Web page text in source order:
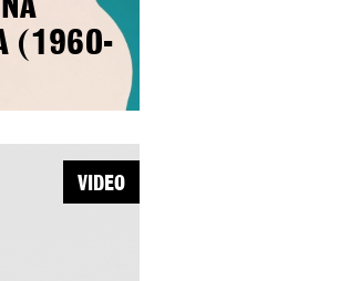
(1960-
VIDEO